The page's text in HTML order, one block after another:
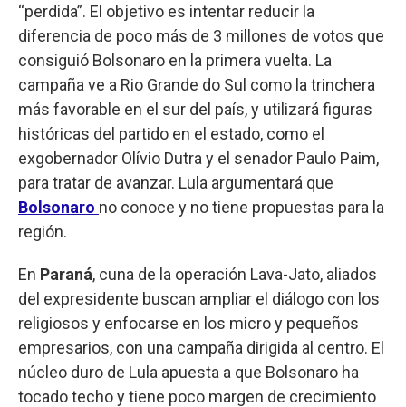
“perdida”. El objetivo es intentar reducir la
diferencia de poco más de 3 millones de votos que
consiguió Bolsonaro en la primera vuelta. La
campaña ve a Rio Grande do Sul como la trinchera
más favorable en el sur del país, y utilizará figuras
históricas del partido en el estado, como el
exgobernador Olívio Dutra y el senador Paulo Paim,
para tratar de avanzar. Lula argumentará que
Bolsonaro no conoce y no tiene propuestas para la
región.
En Paraná, cuna de la operación Lava-Jato, aliados
del expresidente buscan ampliar el diálogo con los
religiosos y enfocarse en los micro y pequeños
empresarios, con una campaña dirigida al centro. El
núcleo duro de Lula apuesta a que Bolsonaro ha
tocado techo y tiene poco margen de crecimiento